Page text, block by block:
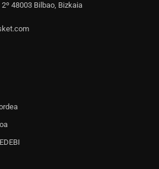
48003 Bilbao, Bizkaia